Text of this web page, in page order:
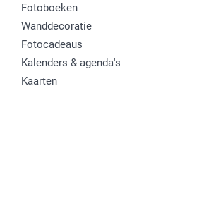
Fotoboeken
Wanddecoratie
Fotocadeaus
Kalenders & agenda's
Kaarten